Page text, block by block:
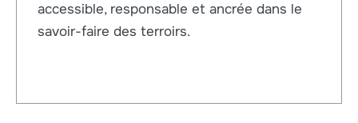
accessible, responsable et ancrée dans le
savoir-faire des terroirs.